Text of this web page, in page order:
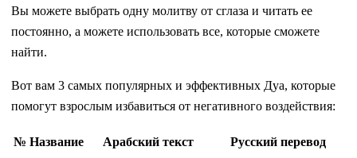
Вы можете выбрать одну молитву от сглаза и читать ее
постоянно, а можете использовать все, которые сможете
найти.
Вот вам 3 самых популярных и эффективных Дуа, которые
помогут взрослым избавиться от негативного воздействия:
№ Название Арабский текст Русский перевод